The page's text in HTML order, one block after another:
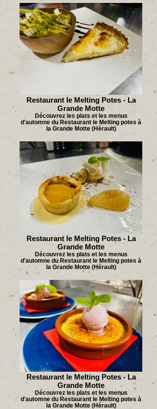
Restaurant le Melting Potes - La
Grande Motte
Découvrez les plats et les menus
d'automne du Restaurant le Melting potes à
la Grande Motte (Hérault)
Restaurant le Melting Potes - La
Grande Motte
Découvrez les plats et les menus
d'automne du Restaurant le Melting potes à
la Grande Motte (Hérault)
Restaurant le Melting Potes - La
Grande Motte
Découvrez les plats et les menus
d'automne du Restaurant le Melting potes à
la Grande Motte (Hérault)